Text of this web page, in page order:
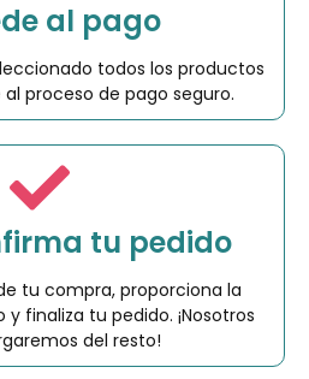
al pago
todos los productos
proceso de pago seguro.
tu pedido
tu compra, proporciona la
finaliza tu pedido. ¡Nosotros
del resto!